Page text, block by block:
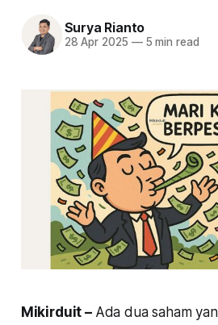
Surya Rianto
28 Apr 2025 —5 min read
Mikirduit – Ada dua saham